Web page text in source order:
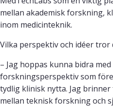
mellan akademisk forskning,
inom medicinteknik.
Vilka perspektiv och idéer tror
– Jag hoppas kunna bidra
forskningsperspektiv som
tydlig klinisk nytta. Jag
mellan teknisk forskning och